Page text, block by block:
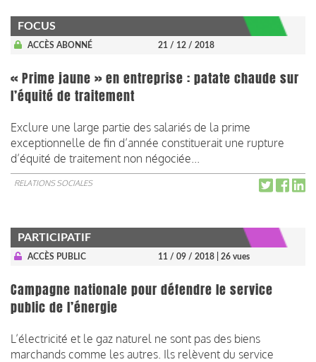
FOCUS
ACCÈS ABONNÉ 21 / 12 / 2018
« Prime jaune » en entreprise : patate chaude sur
l’équité de traitement
Exclure une large partie des salariés de la prime
exceptionnelle de fin d’année constituerait une rupture
d’équité de traitement non négociée...
RELATIONS SOCIALES
PARTICIPATIF
ACCÈS PUBLIC 11 / 09 / 2018 | 26 vues
Campagne nationale pour défendre le service
public de l’énergie
L’électricité et le gaz naturel ne sont pas des biens
marchands comme les autres. Ils relèvent du service